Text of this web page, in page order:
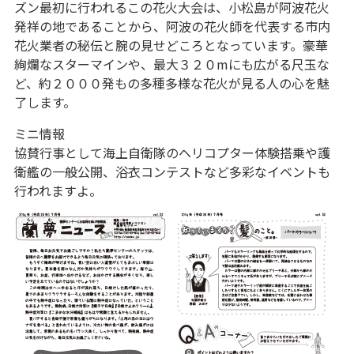
ズン最初に行われるこの花火大会は、小松島が阿波花火
発祥の地であることから、阿波の花火師を代表する市内
花火業者の秘伝と腕の見せどころとなっています。豪華
絢爛なスターマインや、最大３２０mにも広がる尺玉な
ど、約２０００発もの多種多様な花火が見る人の心を魅
了します。
ミニ情報
協賛行事として海上自衛隊のヘリコプター体験搭乗や護
衛艦の一般公開、浴衣コンテストなど多彩なイベントも
行われますよ。